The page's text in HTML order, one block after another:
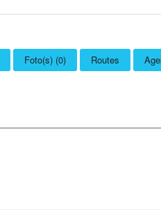
Foto(s) (0) Routes